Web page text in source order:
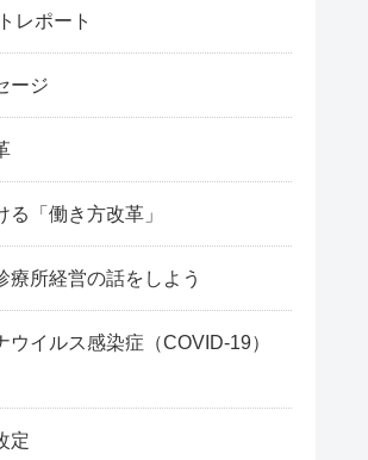
レポート
ージ
る「働き方改革」
療所経営の話をしよう
ウイルス感染症（COVID-19）
定